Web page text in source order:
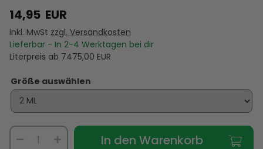
14,95EUR
inkl. MwSt zzgl. Versandkosten
Lieferbar - In 2-4 Werktagen bei dir
Literpreis ab 7475,00 EUR
Größe auswählen
In den Warenkorb